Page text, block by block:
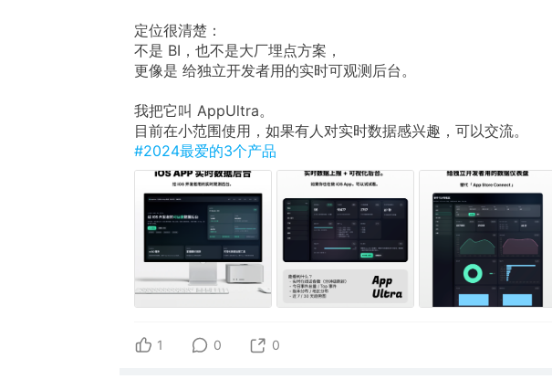
定位很清楚：
不是 BI，也不是大厂埋点方案，
更像是 给独立开发者用的实时可观测后台。
我把它叫 AppUltra。
目前在小范围使用，如果有人对实时数据感兴趣，可以交流。
#2024最爱的3个产品
1 0 0